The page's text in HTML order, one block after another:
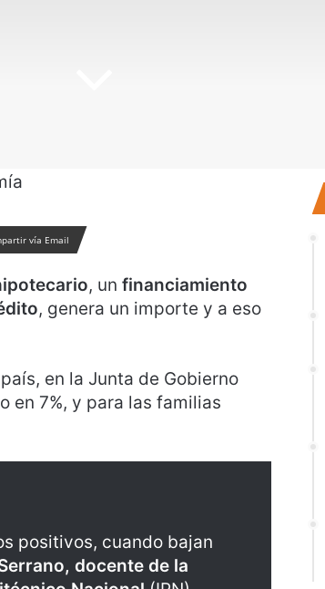
vía Email
, un financiamiento
, genera un importe y a eso
en la Junta de Gobierno
en 7%, y para las familias
positivos, cuando bajan
docente de la